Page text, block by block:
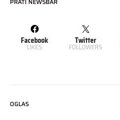
Facebook
LIKES
Twitter
FOLLOWERS
OGLAS